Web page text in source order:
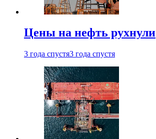
Цены на нефть рухнули
3 года спустя3 года спустя